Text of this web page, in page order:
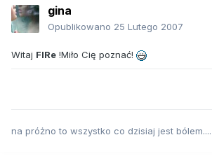
gina
Opublikowano 25 Lutego 2007
Witaj FIRe !Miło Cię poznać!
na próżno to wszystko co dzisiaj jest bólem....